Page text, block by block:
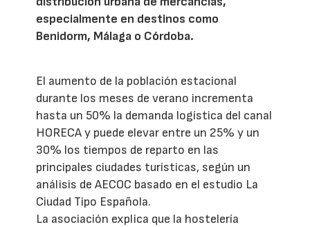
especialmente en destinos como
Benidorm, Málaga o Córdoba.
El aumento de la población estacional
durante los meses de verano incrementa
hasta un 50% la demanda logística del canal
HORECA y puede elevar entre un 25% y un
30% los tiempos de reparto en las
principales ciudades turísticas, según un
análisis de AECOC basado en el estudio La
Ciudad Tipo Española.
La asociación explica que la hostelería